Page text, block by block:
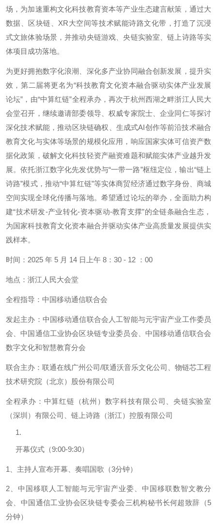
场，为加速重构文化科技教育资本等产业生态建言献策，通过大
数据、区块链、XR大空间等技术赋能诗路文化带，打造了沉浸
式文旅体验场景，并推动央链游戏、央链实验室、链上诗路等实
体项目成功落地。
为更好拥抱数字化浪潮、深化多产业协同融合创新发展，提升实
效，第二届将更名为“科技教育文化资本融合驱动实体产业发展
论坛”，由“中算红链”全程承办，再次于杭州西湖之畔浙江人民大
会堂召开，继续邀请部委领导、权威专家院士、企业同仁等探讨
深化技术赋能，推动区块链确权、生成式AI创作等前沿技术融合
教育文化与实体等场景的规模化应用，响应国家实体可信资产数
据化政策，破解文化科技轻资产融资难题和赋能实体产业越升发
展。依托浙江数字化先发优势与“一带一路”枢纽定位，输出“链上
诗路”模式，推动“中算红链”等实体商贸经济通过数字身份、商城
空间实现全球化传播与落地。希望通过论坛的举办，全面助力构
建“技术研发-产业转化-资本驱动-教育支撑”的全链条融合生态，
为国家科技教育文化资本融合并驱动实体产业高质量发展提供实
践样本。
时间：2025 年 5 月 14 日上午 8：30 - 12 ：00
地点：浙江人民大会堂
全程指导：中国移动通信联合会
发起主办：中国移动通信联合会人工智能与元宇宙产业工作委员
会、中国通信工业协会区块链专业委员会、中国移动通信联合会
数字文化和智慧教育分会
联合主办：联通在线广州公司/联通沃音乐文化公司、物链芯工程
技术研究院（北京）股份有限公司
全程承办：中算红链（杭州）数字科技有限公司、央链实验室
（深圳）有限公司、链上诗路（浙江）控股有限公司
开幕仪式（9:00-9:30）
1、主持人宣布开幕、奏唱国歌（3分钟）
2、中国移联人工智能与元宇宙产业委、中国移联数智文教分
会、中国通信工业协会区块链专委会三机构秘书长何超致辞（5
分钟）